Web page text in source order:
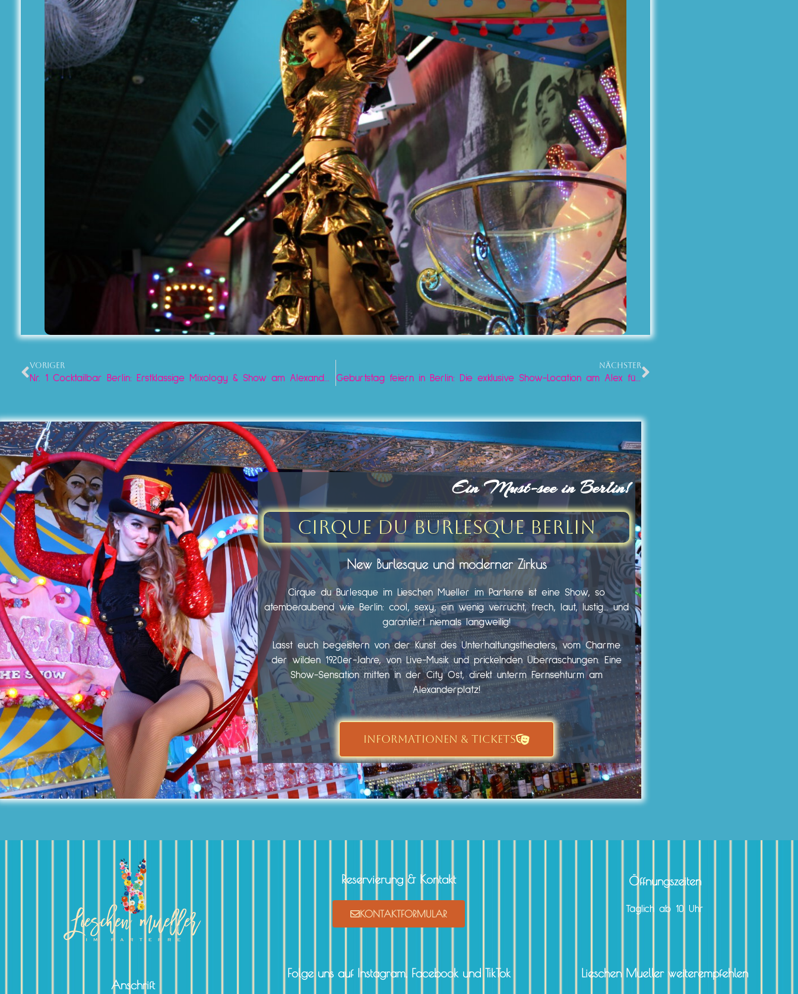
VORIGER
Nr. 1 Cocktailbar Berlin: Erstklassige Mixology & Show am Alexanderplatz
NÄCHSTER
Geburtstag feiern in Berlin: Die exklusive Show-Location am Alex für deinen Tag 2026!
Ein Must-see in Berlin!
Cirque du Burlesque Berlin
New Burlesque und moderner Zirkus
Cirque du Burlesque im Lieschen Mueller im Parterre ist eine Show, so
atemberaubend wie Berlin: cool, sexy, ein wenig verrucht, frech, laut, lustig… und
garantiert niemals langweilig!
Lasst euch begeistern von der Kunst des Unterhaltungstheaters, vom Charme
der wilden 1920er-Jahre, von Live-Musik und prickelnden Überraschungen. Eine
Show-Sensation mitten in der City Ost, direkt unterm Fernsehturm am
Alexanderplatz!
INFORMATIONEN & TICKETS
Reservierung & Kontakt
KONTAKTFORMULAR
Öffnungszeiten
Täglich ab 10 Uhr
Anschrift
Folge uns auf Instagram, Facebook und TikTok Lieschen Mueller weiterempfehlen